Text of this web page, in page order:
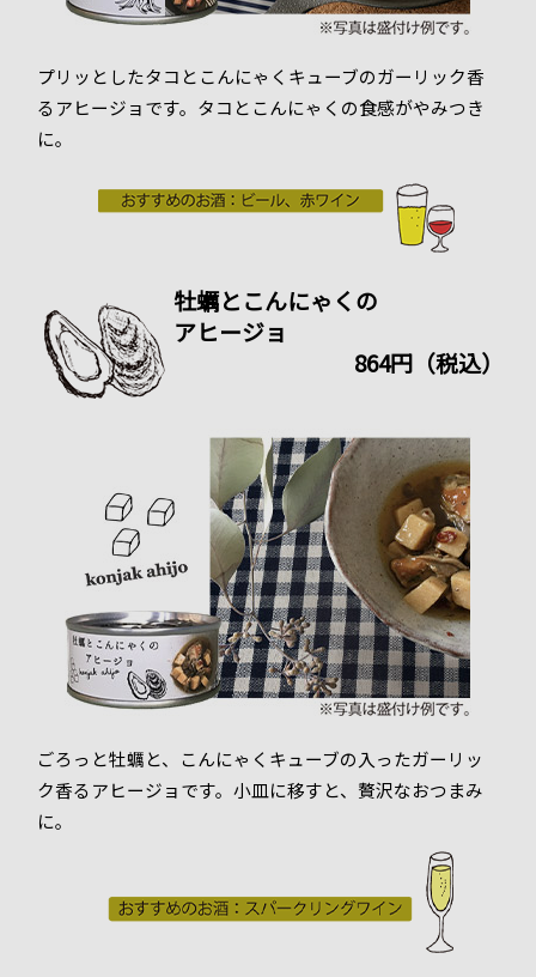
プリッとしたタコとこんにゃくキューブのガーリック香
るアヒージョです。タコとこんにゃくの食感がやみつき
に。
牡蠣とこんにゃくの
アヒージョ
864円（税込）
ごろっと牡蠣と、こんにゃくキューブの入ったガーリッ
ク香るアヒージョです。小皿に移すと、贅沢なおつまみ
に。